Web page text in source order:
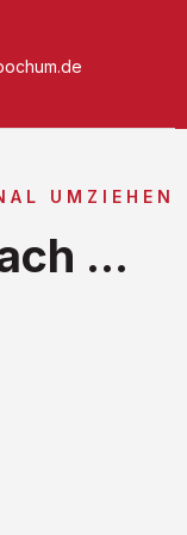
UMZIEHEN
...